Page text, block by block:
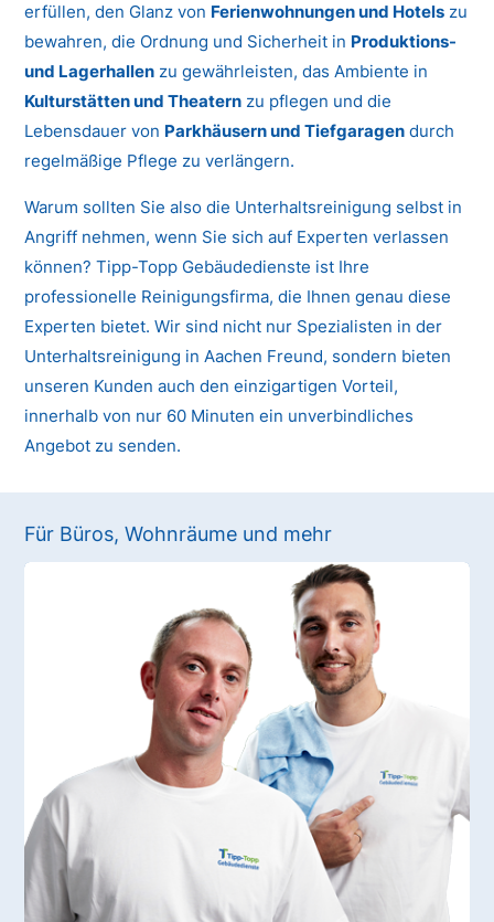
erfüllen, den Glanz von Ferienwohnungen und Hotels zu
bewahren, die Ordnung und Sicherheit in Produktions-
und Lagerhallen zu gewährleisten, das Ambiente in
Kulturstätten und Theatern zu pflegen und die
Lebensdauer von Parkhäusern und Tiefgaragen durch
regelmäßige Pflege zu verlängern.
Warum sollten Sie also die Unterhaltsreinigung selbst in
Angriff nehmen, wenn Sie sich auf Experten verlassen
können? Tipp-Topp Gebäudedienste ist Ihre
professionelle Reinigungsfirma, die Ihnen genau diese
Experten bietet. Wir sind nicht nur Spezialisten in der
Unterhaltsreinigung in Aachen Freund, sondern bieten
unseren Kunden auch den einzigartigen Vorteil,
innerhalb von nur 60 Minuten ein unverbindliches
Angebot zu senden.
Für Büros, Wohnräume und mehr